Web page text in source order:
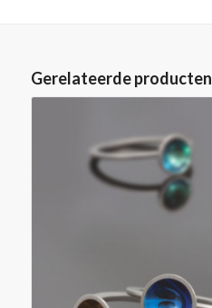
Gerelateerde producten